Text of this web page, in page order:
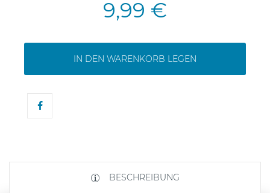
9,99 €
IN DEN WARENKORB LEGEN
BESCHREIBUNG